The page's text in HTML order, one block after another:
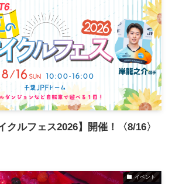
クルフェス2026】開催！〈8/16〉
イベント